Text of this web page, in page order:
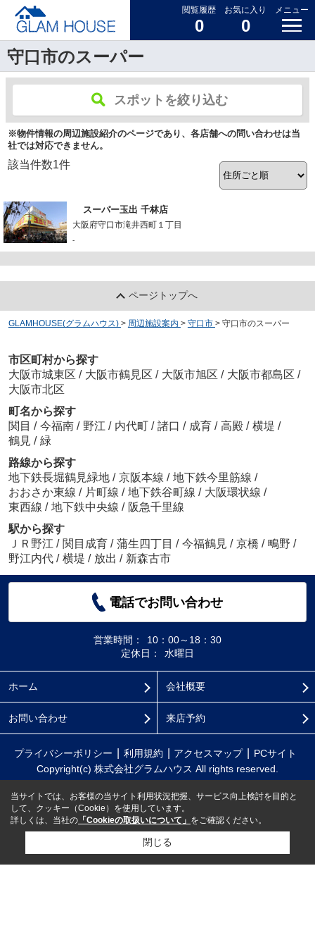
閲覧履歴
0
お気に入り
0
メニュー
守口市のスーパー
スポットを絞り込む
※物件情報の周辺施設紹介のページであり、各店舗への問い合わせは当
社では対応できません。
該当件数1件
スーパー玉出 千林店
大阪府守口市滝井西町１丁目
-
ページトップへ
GLAMHOUSE(グラムハウス) > 周辺施設案内 > 守口市 > 守口市のスーパー
市区町村から探す
大阪市城東区 / 大阪市鶴見区 / 大阪市旭区 / 大阪市都島区 /
大阪市北区
町名から探す
関目 / 今福南 / 野江 / 内代町 / 諸口 / 成育 / 高殿 / 横堤 /
鶴見 / 緑
路線から探す
地下鉄長堀鶴見緑地 / 京阪本線 / 地下鉄今里筋線 /
おおさか東線 / 片町線 / 地下鉄谷町線 / 大阪環状線 /
東西線 / 地下鉄中央線 / 阪急千里線
駅から探す
ＪＲ野江 / 関目成育 / 蒲生四丁目 / 今福鶴見 / 京橋 / 鴫野 /
野江内代 / 横堤 / 放出 / 新森古市
電話でお問い合わせ
営業時間：
10：00～18：30
定休日：
水曜日
ホーム 会社概要
お問い合わせ 来店予約
プライバシーポリシー 利用規約 アクセスマップ
PCサイト
Copyright(c) 株式会社グラムハウス All rights reserved.
当サイトでは、お客様の当サイト利用状況把握、サービス向上検討を目的と
して、クッキー（Cookie）を使用しています。
詳しくは、当社の 「Cookieの取扱いについて」 をご確認ください。
閉じる